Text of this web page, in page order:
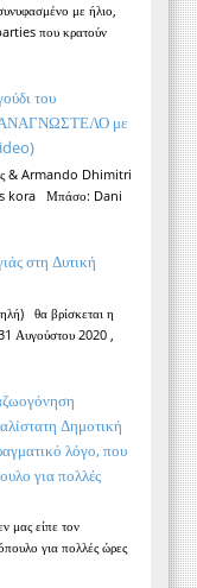
με ήλιο,
που κρατούν
του
ΑΝΑΓΝΩΣΤΕΛΟ με
& Armando Dhimitri
kora Μπάσο: Dani
στη Δυτική
θα βρίσκεται η
Αυγούστου 2020 ,
Δημοτική
λόγο, που
για πολλές
μας είπε τον
για πολλές ώρες